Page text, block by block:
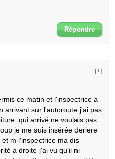
Répondre
[ ! ]
ce matin et l'inspectrice a
arrivant sur l'autoroute j'ai pas
qui arrivé ne voulais pas
je me suis insérée deriere
m l'inspectrice ma dis
a droite j'ai vu qu'il ni